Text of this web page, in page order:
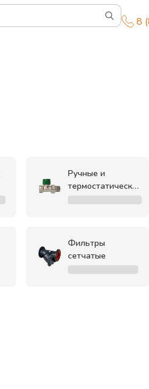
8
Ручные и
термостатические
клапаны
Фильтры
сетчатые